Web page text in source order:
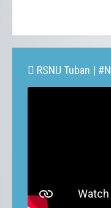
RSNU Tuban |